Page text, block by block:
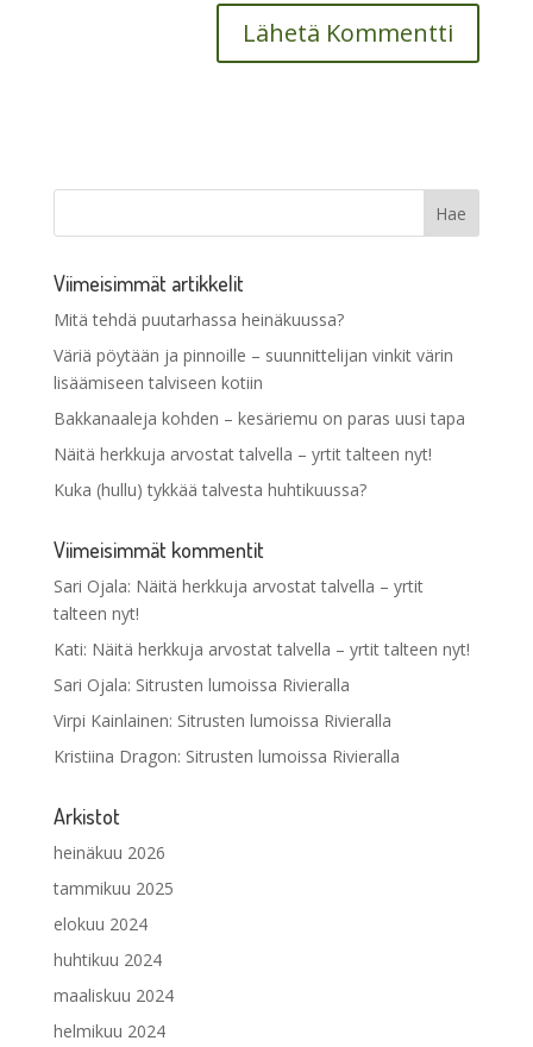
Viimeisimmät artikkelit
Mitä tehdä puutarhassa heinäkuussa?
Väriä pöytään ja pinnoille – suunnittelijan vinkit värin
lisäämiseen talviseen kotiin
Bakkanaaleja kohden – kesäriemu on paras uusi tapa
Näitä herkkuja arvostat talvella – yrtit talteen nyt!
Kuka (hullu) tykkää talvesta huhtikuussa?
Viimeisimmät kommentit
Sari Ojala: Näitä herkkuja arvostat talvella – yrtit
talteen nyt!
Kati: Näitä herkkuja arvostat talvella – yrtit talteen nyt!
Sari Ojala: Sitrusten lumoissa Rivieralla
Virpi Kainlainen: Sitrusten lumoissa Rivieralla
Kristiina Dragon: Sitrusten lumoissa Rivieralla
Arkistot
heinäkuu 2026
tammikuu 2025
elokuu 2024
huhtikuu 2024
maaliskuu 2024
helmikuu 2024